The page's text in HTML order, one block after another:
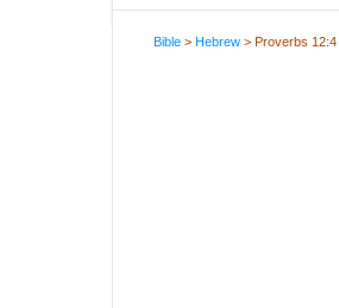
Bible >Hebrew > Proverbs 12:4